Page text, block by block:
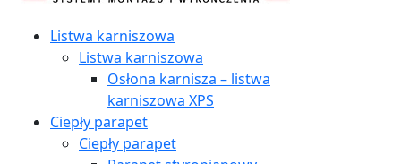
Listwa karniszowa
Listwa karniszowa
Osłona karnisza – listwa
karniszowa XPS
Ciepły parapet
Ciepły parapet